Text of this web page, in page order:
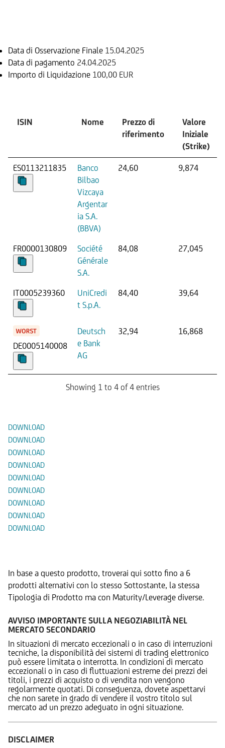
Data di Osservazione Finale 15.04.2025
Data di pagamento 24.04.2025
Importo di Liquidazione 100,00 EUR
ISIN Nome
Prezzo di
riferimento
Valore
Iniziale
(Strike)
ES0113211835
Banco
Bilbao
Vizcaya
Argentar
ia S.A.
(BBVA)
24,60 9,874
FR0000130809
Société
Générale
S.A.
84,08 27,045
IT0005239360
UniCredi
t S.p.A.
84,40 39,64
DE0005140008
Deutsch
e Bank
AG
32,94 16,868
Showing 1 to 4 of 4 entries
DOWNLOAD
DOWNLOAD
DOWNLOAD
DOWNLOAD
DOWNLOAD
DOWNLOAD
DOWNLOAD
DOWNLOAD
DOWNLOAD
In base a questo prodotto, troverai qui sotto fino a 6
prodotti alternativi con lo stesso Sottostante, la stessa
Tipologia di Prodotto ma con Maturity/Leverage diverse.
AVVISO IMPORTANTE SULLA NEGOZIABILITÀ NEL
MERCATO SECONDARIO
In situazioni di mercato eccezionali o in caso di interruzioni
tecniche, la disponibilità dei sistemi di trading elettronico
può essere limitata o interrotta. In condizioni di mercato
eccezionali o in caso di fluttuazioni estreme dei prezzi dei
titoli, i prezzi di acquisto o di vendita non vengono
regolarmente quotati. Di conseguenza, dovete aspettarvi
che non sarete in grado di vendere il vostro titolo sul
mercato ad un prezzo adeguato in ogni situazione.
DISCLAIMER